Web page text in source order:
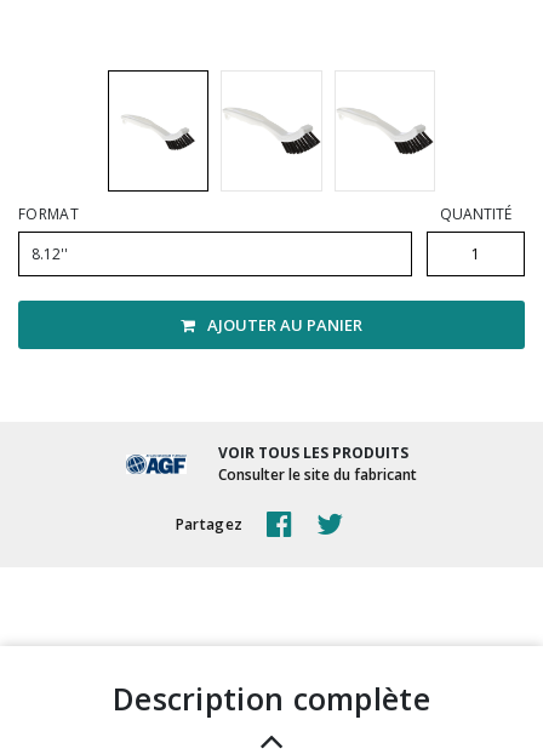
Vadrouilles, manches et cadres
FORMAT
8.12''
QUANTITÉ
AJOUTER AU PANIER
VOIR TOUS LES PRODUITS
Consulter le site du fabricant
Partagez
description complète